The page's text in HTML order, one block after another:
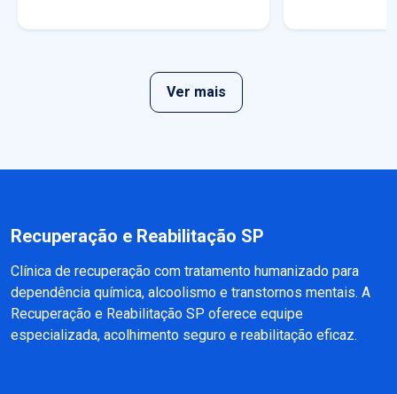
Ver mais
Recuperação e Reabilitação SP
Clínica de recuperação com tratamento humanizado para
dependência química, alcoolismo e transtornos mentais. A
Recuperação e Reabilitação SP oferece equipe
especializada, acolhimento seguro e reabilitação eficaz.